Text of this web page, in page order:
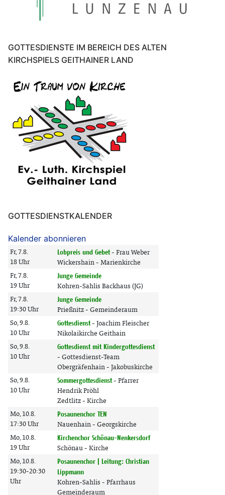
GOTTESDIENSTE IM BEREICH DES ALTEN
KIRCHSPIELS GEITHAINER LAND
GOTTESDIENSTKALENDER
Kalender abonnieren